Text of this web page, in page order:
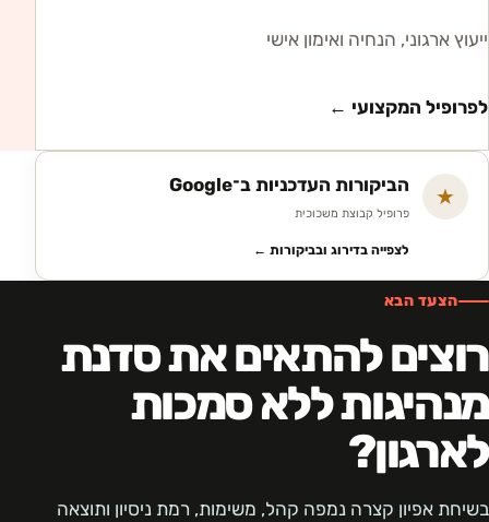
ייעוץ ארגוני, הנחיה ואימון אישי
לפרופיל המקצועי ←
★ הביקורות העדכניות ב־Google
פרופיל קבוצת משכוכית
לצפייה בדירוג ובביקורות ←
הצעד הבא
רוצים להתאים את סדנת
מנהיגות ללא סמכות
לארגון?
בשיחת אפיון קצרה נמפה קהל, משימות, רמת ניסיון ותוצאה